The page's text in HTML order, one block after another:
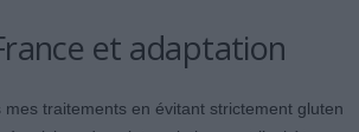
et adaptation
mes traitements en évitant strictement gluten